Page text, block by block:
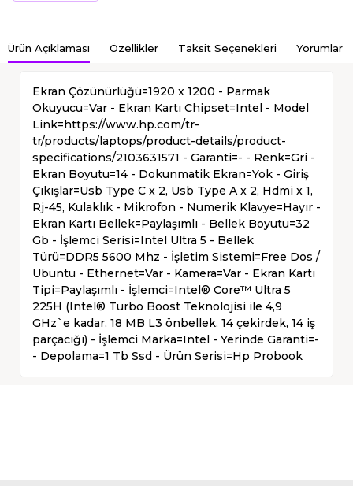
Ürün Açıklaması Özellikler Taksit Seçenekleri Yorumlar
Ekran Çözünürlüğü=1920 x 1200 - Parmak
Okuyucu=Var - Ekran Kartı Chipset=Intel - Model
Link=https://www.hp.com/tr-
tr/products/laptops/product-details/product-
specifications/2103631571 - Garanti=- - Renk=Gri -
Ekran Boyutu=14 - Dokunmatik Ekran=Yok - Giriş
Çıkışlar=Usb Type C x 2, Usb Type A x 2, Hdmi x 1,
Rj-45, Kulaklık - Mikrofon - Numerik Klavye=Hayır -
Ekran Kartı Bellek=Paylaşımlı - Bellek Boyutu=32
Gb - İşlemci Serisi=Intel Ultra 5 - Bellek
Türü=DDR5 5600 Mhz - İşletim Sistemi=Free Dos /
Ubuntu - Ethernet=Var - Kamera=Var - Ekran Kartı
Tipi=Paylaşımlı - İşlemci=Intel® Core™ Ultra 5
225H (Intel® Turbo Boost Teknolojisi ile 4,9
GHz`e kadar, 18 MB L3 önbellek, 14 çekirdek, 14 iş
parçacığı) - İşlemci Marka=Intel - Yerinde Garanti=-
- Depolama=1 Tb Ssd - Ürün Serisi=Hp Probook